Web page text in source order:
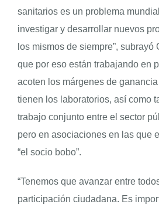
sanitarios es un problema
investigar y desarrollar nuevos
los mismos de siempre”, subrayó
que por eso están trabajando en
acoten los márgenes de ganancia
tienen los laboratorios, así como
trabajo conjunto entre el sector
pero en asociaciones en las que
“el socio bobo”.
“Tenemos que avanzar entre
participación ciudadana. Es